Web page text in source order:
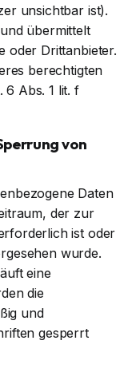
unsichtbar ist).
übermittelt
oder Drittanbieter.
berechtigten
6 Abs. 1 lit. f
von
Daten
der zur
ist oder
wurde.
eine
die
und
gesperrt